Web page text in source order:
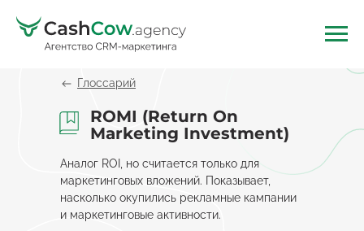
ROMI (Return On
Marketing Investment)
Аналог ROI, но считается только для
маркетинговых вложений. Показывает,
насколько окупились рекламные кампании
и маркетинговые активности.
Глоссарий